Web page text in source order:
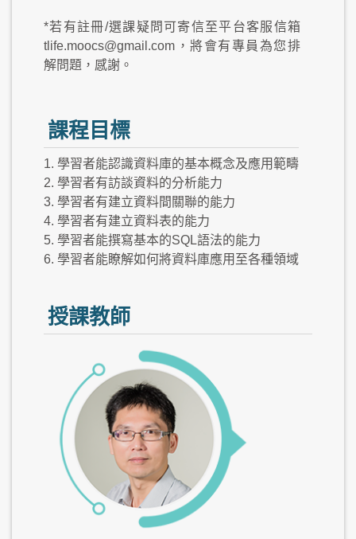
*若有註冊/選課疑問可寄信至平台客服信箱
tlife.moocs@gmail.com，將會有專員為您排
解問題，感謝。
課程目標
1. 學習者能認識資料庫的基本概念及應用範疇
2. 學習者有訪談資料的分析能力
3. 學習者有建立資料間關聯的能力
4. 學習者有建立資料表的能力
5. 學習者能撰寫基本的SQL語法的能力
6. 學習者能瞭解如何將資料庫應用至各種領域
授課教師